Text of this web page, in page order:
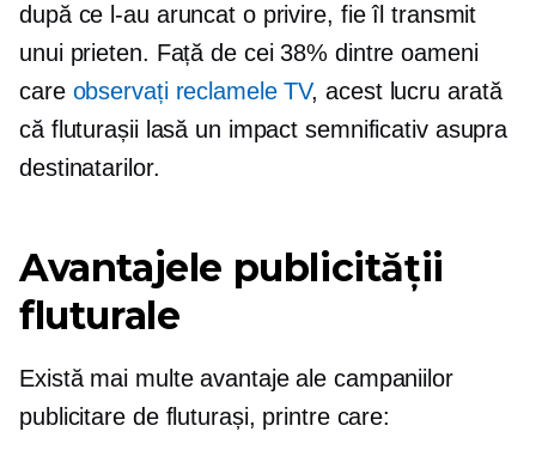
după ce l-au aruncat o privire, fie îl transmit
unui prieten. Față de cei 38% dintre oameni
care observați reclamele TV, acest lucru arată
că fluturașii lasă un impact semnificativ asupra
destinatarilor.
Avantajele publicității
fluturale
Există mai multe avantaje ale campaniilor
publicitare de fluturași, printre care: